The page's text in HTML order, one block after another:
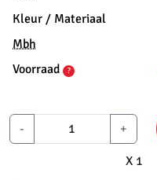
Kleur / Materiaal
Mbh
Voorraad
?
- +
X 1